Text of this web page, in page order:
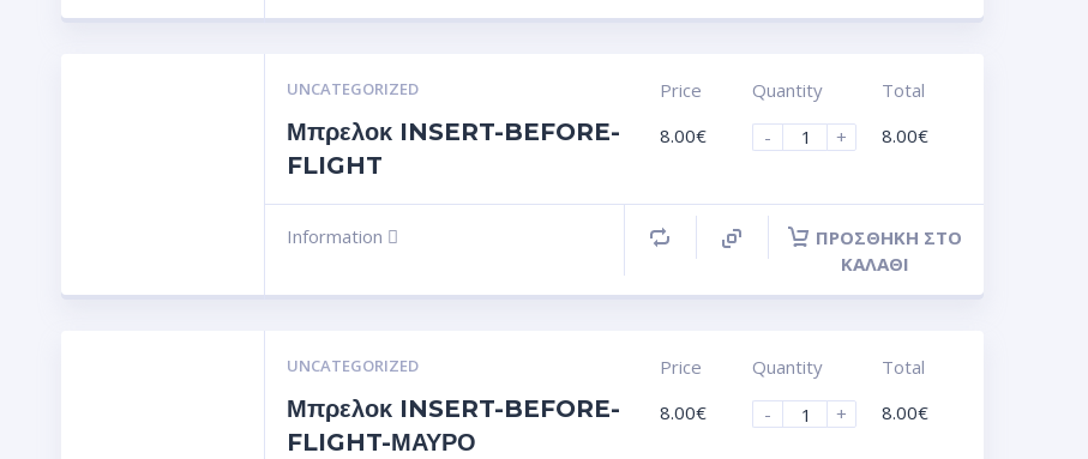
UNCATEGORIZED
Μπρελοκ INSERT-BEFORE-
FLIGHT
Price
8.00€
Quantity
-
+
Total
8.00€
Information
ΠΡΟΣΘΉΚΗ ΣΤΟ
ΚΑΛΆΘΙ
UNCATEGORIZED
Μπρελοκ INSERT-BEFORE-
FLIGHT-ΜΑΥΡΟ
Price
8.00€
Quantity
-
+
Total
8.00€